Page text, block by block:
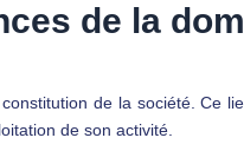
de la
de la société. Ce
de son activité.